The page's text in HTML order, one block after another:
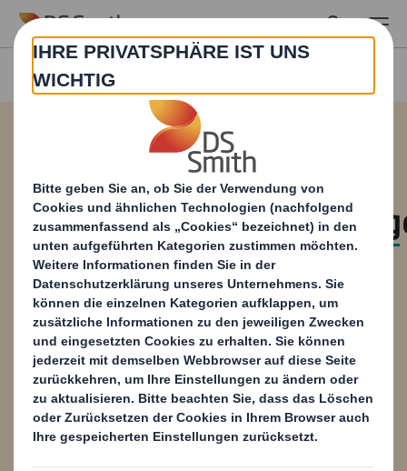
Skip to main content
Broschüre für
Bei DS Smith ist Recycling nicht nur etwas,
was wir tun. Es ist etwas, was uns ausmacht.
Denn als Teil der DS Smith Group spielen wir
eine wesentliche Rolle dabei, unseren
Geschäftsbereichen Packaging und Paper die
Rohstoffe zu liefern, die sie für ihre Geschäfte
benötigen.